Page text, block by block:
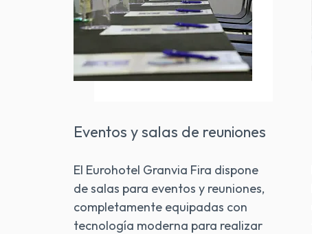
Eventos y salas de reuniones
El Eurohotel Granvia Fira dispone
de salas para eventos y reuniones,
completamente equipadas con
tecnología moderna para realizar